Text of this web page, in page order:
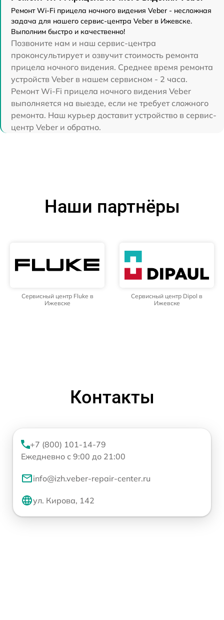
Ремонт Wi-Fi прицела ночного видения Veber - несложная
задача для нашего сервис-центра Veber в Ижевске.
Выполним быстро и качественно!
Позвоните нам и наш сервис-центра
проконсультирует и озвучит стоимость ремонта
прицела ночного видения. Среднее время ремонта
устройств Veber в нашем сервисном - 2 часа.
Ремонт Wi-Fi прицела ночного видения Veber
выполняется на выезде, если не требует сложного
ремонта. Наш курьер доставит устройство в сервис-
центр Veber и обратно.
Наши партнёры
Сервисный центр Fluke в
Ижевске
Сервисный центр Dipol в
Ижевске
Контакты
+7 (800) 101-14-79
Ежедневно с 9:00 до 21:00
info@izh.veber-repair-center.ru
ул. Кирова, 142